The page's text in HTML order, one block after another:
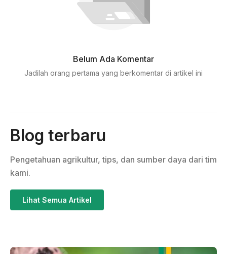
Belum Ada Komentar
Jadilah orang pertama yang berkomentar di artikel ini
Blog terbaru
Pengetahuan agrikultur, tips, dan sumber daya dari tim
kami.
Lihat Semua Artikel